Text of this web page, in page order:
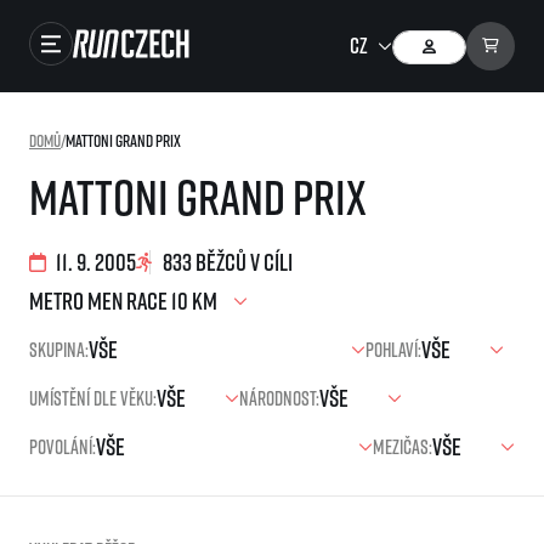
Foto & Video
RunCzech Store
Running Mall
Běžecké série
Mattoni Grand Prix
Domů/Mattoni Grand Prix
11. 9. 2005 833 běžců v cíli
Skupina:
Pohlaví:
Umístění dle věku:
Národnost:
Povolání:
Mezičas: